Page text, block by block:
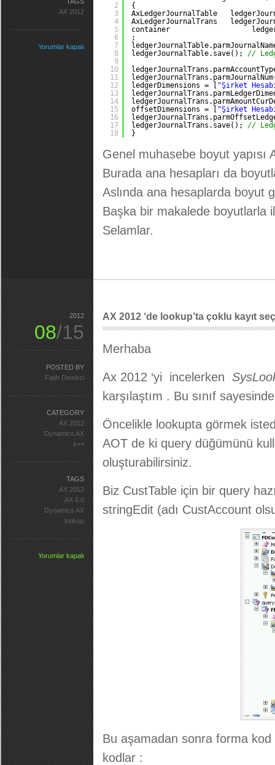
2
3
4
5
6
7
8
9
10
11
12
13
14
15
16
17
18
{
AxLedgerJournalTable
AxLedgerJournalTrans
container
;
ledgerJournalTable.save(); //
ledgerDimensions = [
"Şirket
offsetDimensions = [
"Şirket
ledgerJournalTrans.save(); //
}
Genel muhasebe boyut yapısı
Burada ana hesapları da
Aslında ana hesaplarda boyut
Başka bir makalede boyutlarla
Selamlar.
AX 2012
Yorumlar kapalı
AX 2012 ‘de lookup’ta çoklu kayıt
Merhaba
Ax 2012 ‘yi incelerken
karşılaştım . Bu sınıf
Öncelikle lookupta görmek
AOT de ki query düğümünü
oluşturabilirsiniz.
Biz CustTable için bir query
stringEdit (adı CustAccount
Bu aşamadan sonra forma
kodlar :
2012
08/15
POSTED BY
Fatih Demirci
CATEGORY
AX 2012
Dynamics AX
x++
TAGS
AX 2012
AX 6.0
Dynamics AX
lookup
Yorumlar kapalı